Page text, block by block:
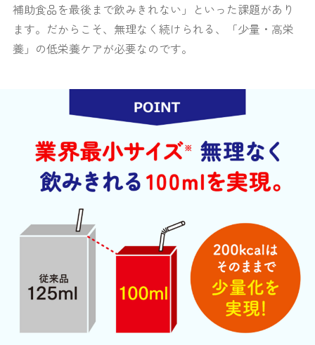
補助食品を最後まで飲みきれない」といった課題があり
ます。だからこそ、無理なく続けられる、「少量・高栄
養」の低栄養ケアが必要なのです。